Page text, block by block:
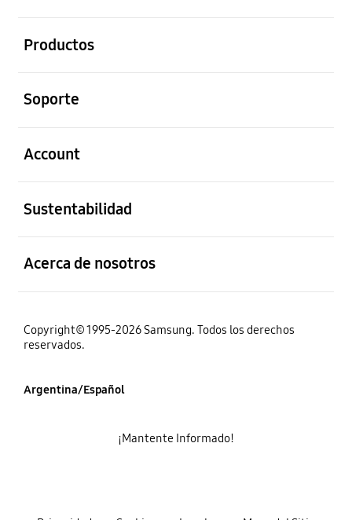
Productos
Soporte
Account
Sustentabilidad
Acerca de nosotros
Copyright© 1995-2026 Samsung. Todos los derechos
reservados.
Argentina/Español
¡Mantente Informado!